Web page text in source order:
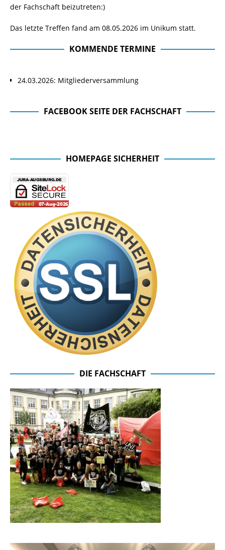
der Fachschaft beizutreten:)
Das letzte Treffen fand am 08.05.2026 im Unikum statt.
KOMMENDE TERMINE
24.03.2026: Mitgliederversammlung
FACEBOOK SEITE DER FACHSCHAFT
HOMEPAGE SICHERHEIT
DIE FACHSCHAFT